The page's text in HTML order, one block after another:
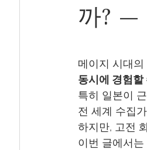
AI Coin Assistant Q&A
까? —
메이지 시대
동시에 경험할
특히 일본이
전 세계 수집
하지만, 고전
이번 글에서는